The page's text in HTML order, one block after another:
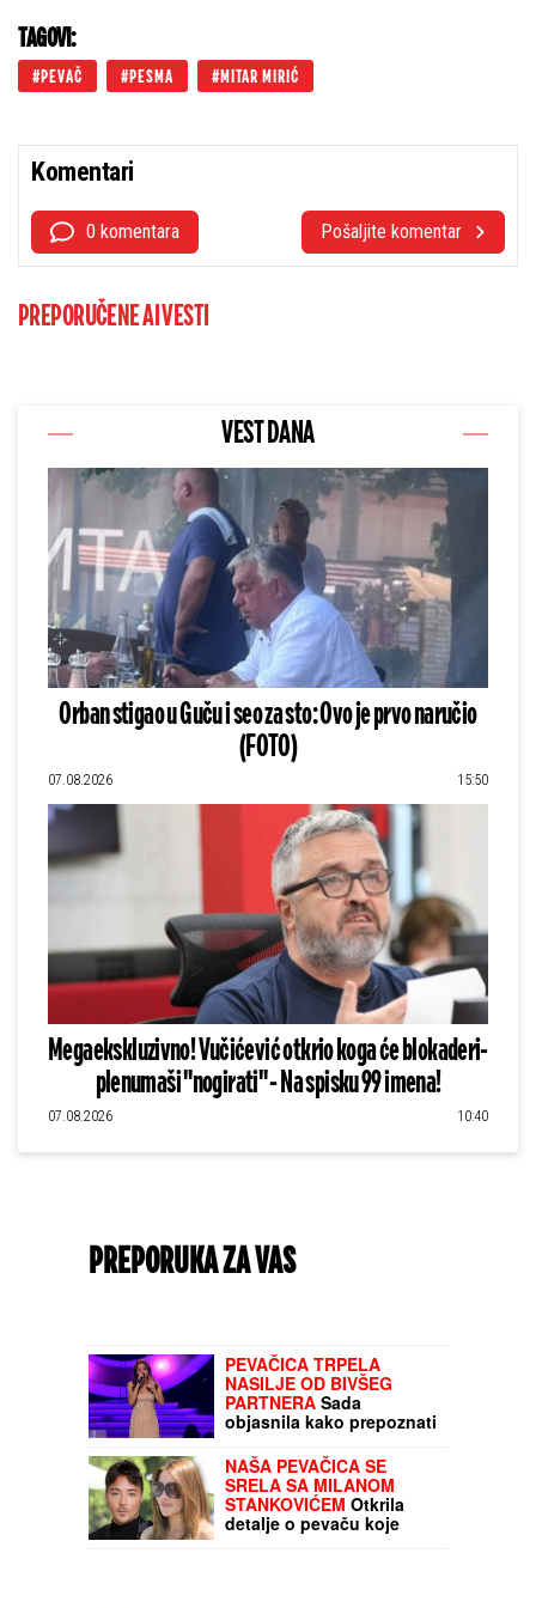
TAGOVI:
PEVAČ PESMA MITAR MIRIĆ
Komentari
0 komentara Pošaljite komentar
PREPORUČENE AI VESTI
VEST DANA
Orban stigao u Guču i seo za sto: Ovo je prvo naručio
(FOTO)
07.08.2026 15:50
Megaekskluzivno! Vučićević otkrio koga će blokaderi-
plenumaši "nogirati" - Na spisku 99 imena!
07.08.2026 10:40
PREPORUKA ZA VAS